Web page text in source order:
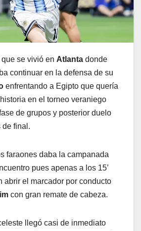
se vivió en Atlanta donde
continuar en la defensa de su
enfrentando a Egipto que quería
en el torneo veraniego
de grupos y posterior duelo
de final.
faraones daba la campanada
pues apenas a los 15’
abrir el marcador por conducto
con gran remate de cabeza.
llegó casi de inmediato